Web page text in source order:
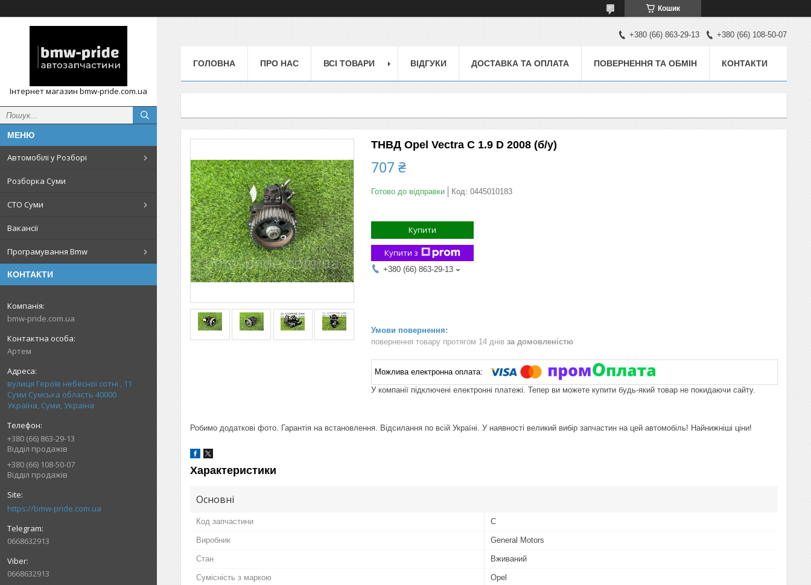
Кошик
Інтернет магазин bmw-pride.com.ua
Автомобілі у Розборі
Розборка Суми
СТО Суми
Вакансії
Програмування Bmw
КОНТАКТИ
bmw-pride.com.ua
Артем
вулиця Героїв небесної сотні , 11
Суми Сумська область 40000
Україна, Суми, Україна
+380 (66) 863-29-13
Відділ продажів
+380 (66) 108-50-07
Відділ продажів
https://bmw-pride.com.ua
0668632913
0668632913
+380 (66) 863-29-13 +380 (66) 108-50-07
ГОЛОВНА ПРО НАС ВСІ ТОВАРИ ВІДГУКИ ДОСТАВКА ТА ОПЛАТА ПОВЕРНЕННЯ ТА ОБМІН КОНТАКТИ
ТНВД Opel Vectra C 1.9 D 2008 (б/у)
707 ₴
Готово до відправки Код: 0445010183
Купити
Купити з
+380 (66) 863-29-13
повернення товару протягом 14 днів за домовленістю
У компанії підключені електронні платежі. Тепер ви можете купити будь-який товар не покидаючи сайту.
Робимо додаткові фото. Гарантія на встановлення. Відсилання по всій Україні. У наявності великий вибір запчастин на цей автомобіль! Найнижніші ціни!
Характеристики
Основні
Код запчастини C
Виробник General Motors
Стан Вживаний
Сумісність з маркою Opel